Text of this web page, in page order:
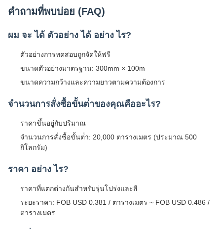
คําถามที่พบบ่อย (FAQ)
ผม จะ ได้ ตัวอย่าง ได้ อย่าง ไร?
ตัวอย่างการทดสอบถูกจัดให้ฟรี
ขนาดตัวอย่างมาตรฐาน: 300mm × 100m
ขนาดความกว้างและความยาวตามความต้องการ
จํานวนการสั่งซื้อขั้นต่ําของคุณคืออะไร?
ราคาขึ้นอยู่กับปริมาณ
จํานวนการสั่งซื้อขั้นต่ํา: 20,000 ตารางเมตร (ประมาณ 500
กิโลกรัม)
ราคา อย่าง ไร?
ราคาที่แตกต่างกันสําหรับรุ่นโปร่งและสี
ระยะราคา: FOB USD 0.381 / ตารางเมตร ~ FOB USD 0.486 /
ตารางเมตร